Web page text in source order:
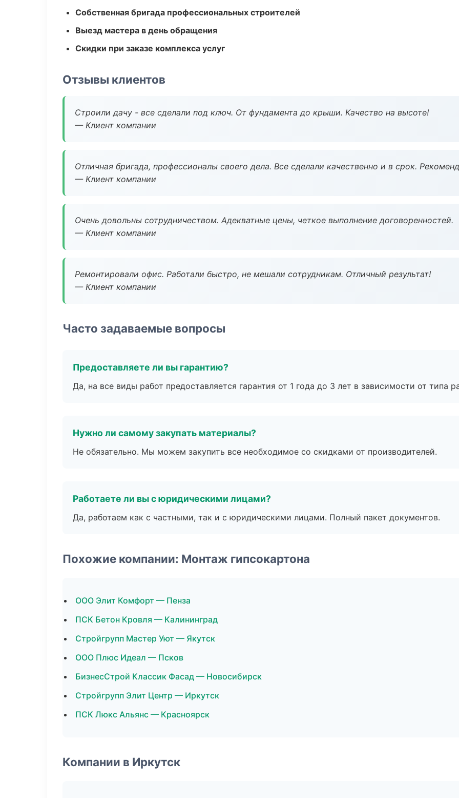
Собственная бригада профессиональных строителей
Выезд мастера в день обращения
Скидки при заказе комплекса услуг
Отзывы клиентов
Строили дачу - все сделали под ключ. От фундамента до крыши. Качество на высоте!
— Клиент компании
Отличная бригада, профессионалы своего дела. Все сделали качественно и в срок.
— Клиент компании
Очень довольны сотрудничеством. Адекватные цены, четкое выполнение договоренностей.
— Клиент компании
Ремонтировали офис. Работали быстро, не мешали сотрудникам. Отличный результат!
— Клиент компании
Часто задаваемые вопросы
Предоставляете ли вы гарантию?
Да, на все виды работ предоставляется гарантия от 1 года до 3 лет в зависимости от типа
Нужно ли самому закупать материалы?
Не обязательно. Мы можем закупить все необходимое со скидками от производителей.
Работаете ли вы с юридическими лицами?
Да, работаем как с частными, так и с юридическими лицами. Полный пакет документов.
Похожие компании: Монтаж гипсокартона
ООО Элит Комфорт — Пенза
ПСК Бетон Кровля — Калининград
Стройгрупп Мастер Уют — Якутск
ООО Плюс Идеал — Псков
БизнесСтрой Классик Фасад — Новосибирск
Стройгрупп Элит Центр — Иркутск
ПСК Люкс Альянс — Красноярск
Компании в Иркутск